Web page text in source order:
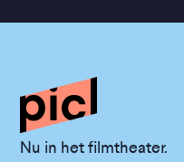
Nu in het filmtheater.